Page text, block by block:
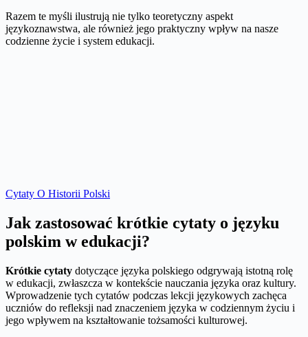
Razem te myśli ilustrują nie tylko teoretyczny aspekt
językoznawstwa, ale również jego praktyczny wpływ na nasze
codzienne życie i system edukacji.
Cytaty O Historii Polski
Jak zastosować krótkie cytaty o języku
polskim w edukacji?
Krótkie cytaty dotyczące języka polskiego odgrywają istotną rolę
w edukacji, zwłaszcza w kontekście nauczania języka oraz kultury.
Wprowadzenie tych cytatów podczas lekcji językowych zachęca
uczniów do refleksji nad znaczeniem języka w codziennym życiu i
jego wpływem na kształtowanie tożsamości kulturowej.